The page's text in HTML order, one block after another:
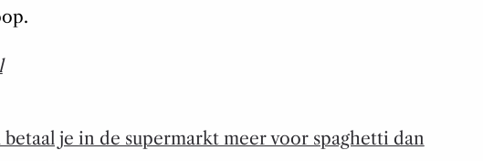
betaal je in de supermarkt meer voor spaghetti dan